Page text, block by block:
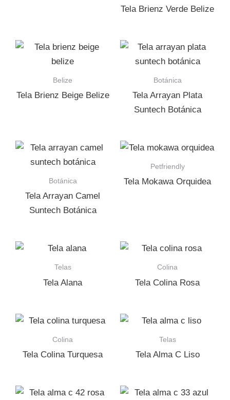
Tela Brienz Verde Belize
Belize
Tela Brienz Beige Belize
Botánica
Tela Arrayan Plata
Suntech Botánica
Botánica
Tela Arrayan Camel
Suntech Botánica
Petfriendly
Tela Mokawa Orquidea
Telas
Tela Alana
Colina
Tela Colina Rosa
Colina
Tela Colina Turquesa
Telas
Tela Alma C Liso